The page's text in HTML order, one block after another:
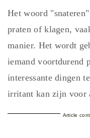
Het woord
praten of klagen,
manier. Het wordt
iemand voortdurend
interessante dingen
irritant kan zijn voor
Article